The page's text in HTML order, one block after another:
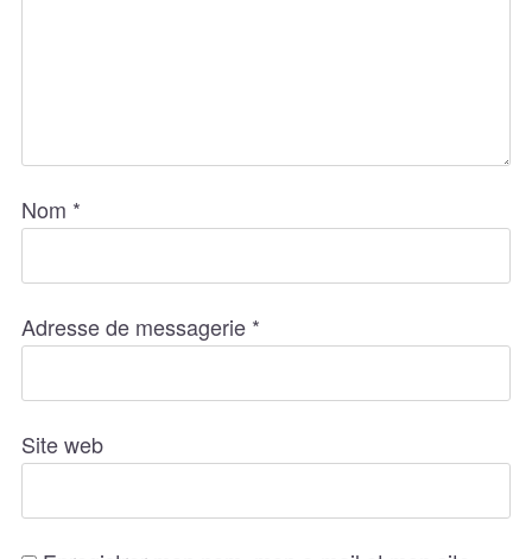
Nom *
Adresse de messagerie *
Site web